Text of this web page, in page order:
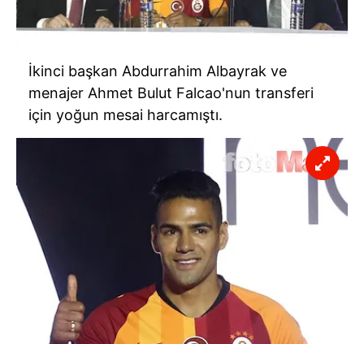
İkinci başkan Abdurrahim Albayrak ve
menajer Ahmet Bulut Falcao'nun transferi
için yoğun mesai harcamıştı.